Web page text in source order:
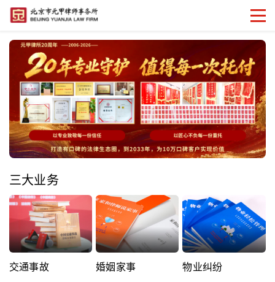
三大业务
交通事故 婚姻家事 物业纠纷